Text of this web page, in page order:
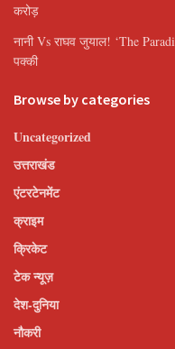
करोड़
नानी Vs राघव जुयाल! ‘The
पक्की
Browse by categories
Uncategorized
उत्तराखंड
एंटरटेनमेंट
क्राइम
क्रिकेट
टेक न्यूज़
देश-दुनिया
नौकरी